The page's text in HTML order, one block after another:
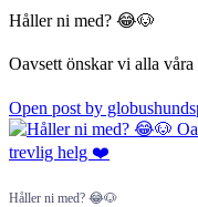
Håller ni med? 😂🐶
Oavsett önskar vi alla
Open post by
Håller ni med? 😂🐶